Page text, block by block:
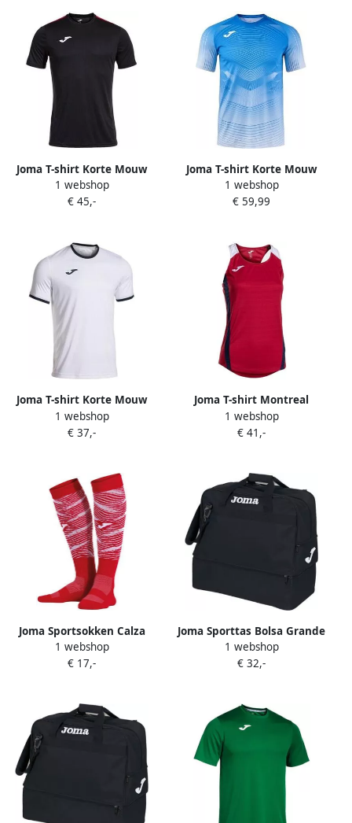
Joma T-shirt Korte Mouw
Olimpiada
1 webshop
€ 45,-
Joma T-shirt Korte Mouw
Elite XII
1 webshop
€ 59,99
Joma T-shirt Korte Mouw
104494203
1 webshop
€ 37,-
Joma T-shirt Montreal
1 webshop
€ 41,-
Joma Sportsokken Calza
Medias Liga
1 webshop
€ 17,-
Joma Sporttas Bolsa Grande
Training Iii Negro
1 webshop
€ 32,-